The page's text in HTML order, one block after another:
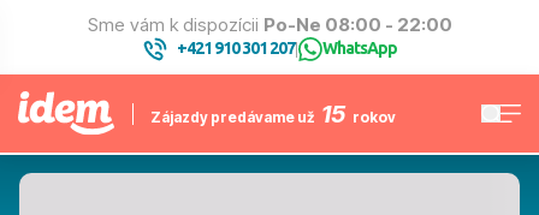
Sme vám k dispozícii Po-Ne 08:00 - 22:00
+421 910 301 207| WhatsApp
Zájazdy predávame už 15 rokov